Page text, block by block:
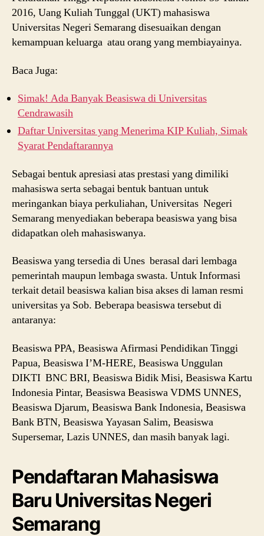
2016, Uang Kuliah Tunggal (UKT) mahasiswa
Universitas Negeri Semarang disesuaikan dengan
kemampuan keluarga atau orang yang membiayainya.
Baca Juga:
Simak! Ada Banyak Beasiswa di Universitas
Cendrawasih
Daftar Universitas yang Menerima KIP Kuliah, Simak
Syarat Pendaftarannya
Sebagai bentuk apresiasi atas prestasi yang dimiliki
mahasiswa serta sebagai bentuk bantuan untuk
meringankan biaya perkuliahan, Universitas Negeri
Semarang menyediakan beberapa beasiswa yang bisa
didapatkan oleh mahasiswanya.
Beasiswa yang tersedia di Unes berasal dari lembaga
pemerintah maupun lembaga swasta. Untuk Informasi
terkait detail beasiswa kalian bisa akses di laman resmi
universitas ya Sob. Beberapa beasiswa tersebut di
antaranya:
Beasiswa PPA, Beasiswa Afirmasi Pendidikan Tinggi
Papua, Beasiswa I’M-HERE, Beasiswa Unggulan
DIKTI BNC BRI, Beasiswa Bidik Misi, Beasiswa Kartu
Indonesia Pintar, Beasiswa Beasiswa VDMS UNNES,
Beasiswa Djarum, Beasiswa Bank Indonesia, Beasiswa
Bank BTN, Beasiswa Yayasan Salim, Beasiswa
Supersemar, Lazis UNNES, dan masih banyak lagi.
Pendaftaran Mahasiswa
Baru Universitas Negeri
Semarang